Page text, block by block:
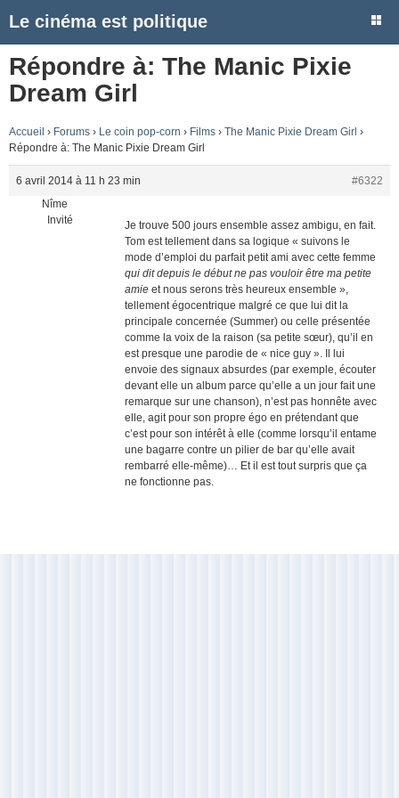
Le cinéma est politique
Répondre à: The Manic Pixie
Dream Girl
Accueil › Forums › Le coin pop-corn › Films › The Manic Pixie Dream Girl ›
Répondre à: The Manic Pixie Dream Girl
6 avril 2014 à 11 h 23 min
#6322
Nîme
Invité
Je trouve 500 jours ensemble assez ambigu, en fait.
Tom est tellement dans sa logique « suivons le
mode d’emploi du parfait petit ami avec cette femme
qui dit depuis le début ne pas vouloir être ma petite
amie et nous serons très heureux ensemble »,
tellement égocentrique malgré ce que lui dit la
principale concernée (Summer) ou celle présentée
comme la voix de la raison (sa petite sœur), qu’il en
est presque une parodie de « nice guy ». Il lui
envoie des signaux absurdes (par exemple, écouter
devant elle un album parce qu’elle a un jour fait une
remarque sur une chanson), n’est pas honnête avec
elle, agit pour son propre égo en prétendant que
c’est pour son intérêt à elle (comme lorsqu’il entame
une bagarre contre un pilier de bar qu’elle avait
rembarré elle-même)… Et il est tout surpris que ça
ne fonctionne pas.